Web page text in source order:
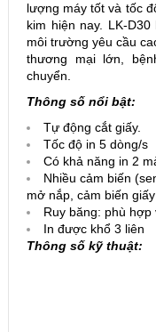
lượng máy tốt và tốc
kim hiện nay. LK-
môi trường yêu cầu
thương mại lớn,
chuyển.
Thông số nổi bật:
Tự động cắt giấy.
Tốc độ in 5 dòng/s
Có khả năng in 2
Nhiều cảm biến
mở nắp, cảm biến
Ruy băng: phù hợp
In được khổ 3 liên
Thông số kỹ thuật: